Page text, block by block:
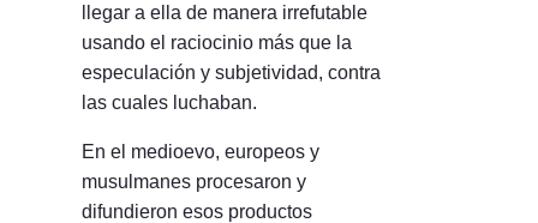
llegar a ella de manera irrefutable
usando el raciocinio más que la
especulación y subjetividad, contra
las cuales luchaban.
En el medioevo, europeos y
musulmanes procesaron y
difundieron esos productos